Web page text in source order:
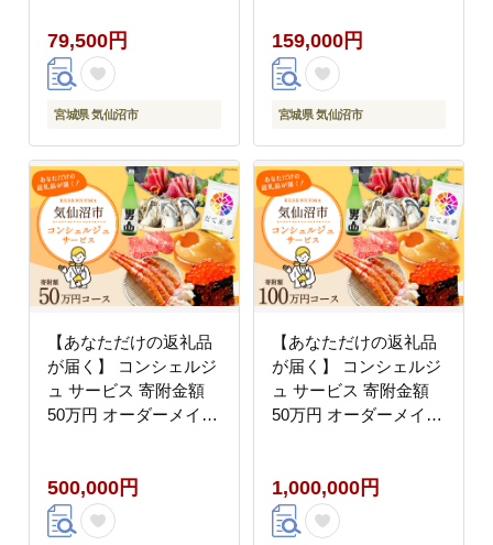
れ ブランド米 白米 精
米 ご飯 ごはん コメ こ
め お米 小分け 家庭用
79,500円
宮城県 気仙沼市
れ ブランド米 白米 精
米 ご飯 ごはん コメ こ
め お米 小分け 家庭用
159,000円
宮城県 気仙沼市
【あなただけの返礼品
が届く】 コンシェルジ
ュ サービス 寄附金額
50万円 オーダーメイド
500,000円
【あなただけの返礼品
が届く】 コンシェルジ
ュ サービス 寄附金額
50万円 オーダーメイド
1,000,000円